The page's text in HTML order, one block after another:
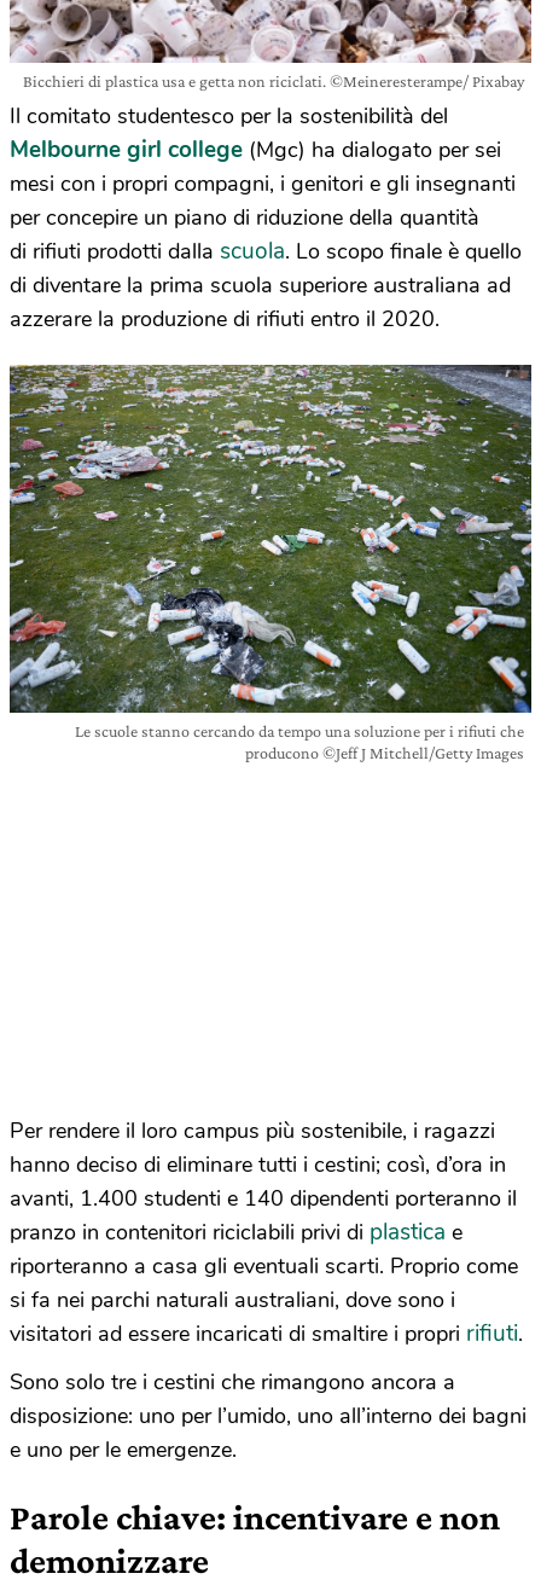
Bicchieri di plastica usa e getta non riciclati. ©Meineresterampe/ Pixabay
Il comitato studentesco per la sostenibilità del
Melbourne girl college (Mgc) ha dialogato per sei
mesi con i propri compagni, i genitori e gli insegnanti
per concepire un piano di riduzione della quantità
di rifiuti prodotti dalla scuola. Lo scopo finale è quello
di diventare la prima scuola superiore australiana ad
azzerare la produzione di rifiuti entro il 2020.
Le scuole stanno cercando da tempo una soluzione per i rifiuti che
producono ©Jeff J Mitchell/Getty Images
Per rendere il loro campus più sostenibile, i ragazzi
hanno deciso di eliminare tutti i cestini; così, d’ora in
avanti, 1.400 studenti e 140 dipendenti porteranno il
pranzo in contenitori riciclabili privi di plastica e
riporteranno a casa gli eventuali scarti. Proprio come
si fa nei parchi naturali australiani, dove sono i
visitatori ad essere incaricati di smaltire i propri rifiuti.
Sono solo tre i cestini che rimangono ancora a
disposizione: uno per l’umido, uno all’interno dei bagni
e uno per le emergenze.
Parole chiave: incentivare e non
demonizzare